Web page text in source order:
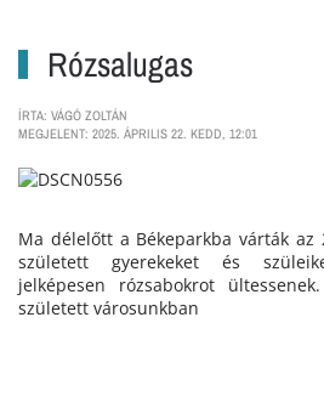
Rózsalugas
ÍRTA: VÁGÓ ZOLTÁN
MEGJELENT: 2025. ÁPRILIS 22. KEDD, 12:01
Ma délelőtt a Békeparkba várták az
született gyerekeket és
jelképesen rózsabokrot
született városunkban